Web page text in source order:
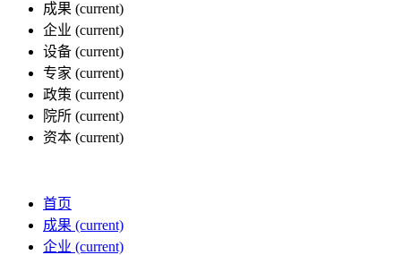
成果 (current)
企业 (current)
设备 (current)
专家 (current)
政策 (current)
院所 (current)
资本 (current)
首页
成果 (current)
企业 (current)